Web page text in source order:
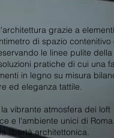
grazie a
di spazio contenitivo
le linee pulite della
pratiche di cui una
in legno su misura
ed eleganza tattile.
vibrante atmosfera dei loft
e l'ambiente unici di
libertà architettonica.